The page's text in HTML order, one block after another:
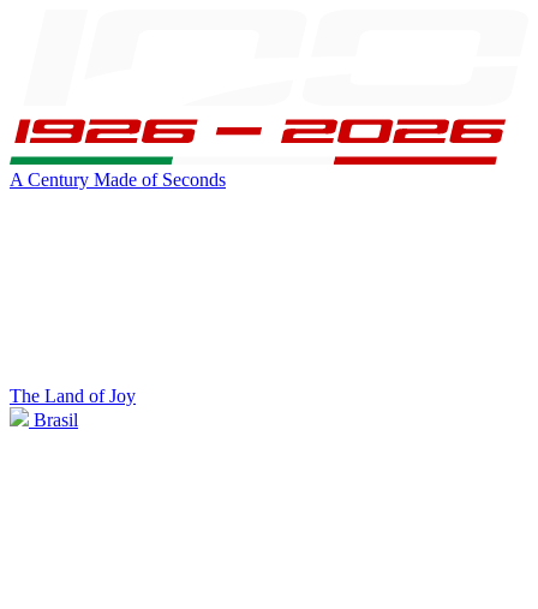
A Century Made of Seconds
The Land of Joy
Brasil